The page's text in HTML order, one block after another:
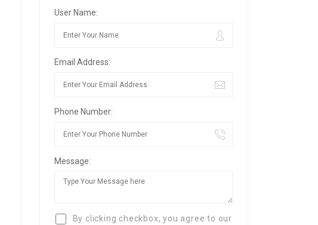
User Name:
Email Address:
Phone Number:
Message:
By clicking checkbox, you agree to our